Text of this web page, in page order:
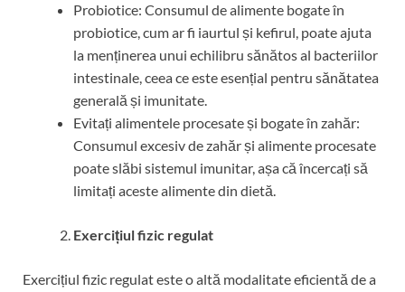
Probiotice: Consumul de alimente bogate în
probiotice, cum ar fi iaurtul și kefirul, poate ajuta
la menținerea unui echilibru sănătos al bacteriilor
intestinale, ceea ce este esențial pentru sănătatea
generală și imunitate.
Evitați alimentele procesate și bogate în zahăr:
Consumul excesiv de zahăr și alimente procesate
poate slăbi sistemul imunitar, așa că încercați să
limitați aceste alimente din dietă.
Exercițiul fizic regulat
Exercițiul fizic regulat este o altă modalitate eficientă de a